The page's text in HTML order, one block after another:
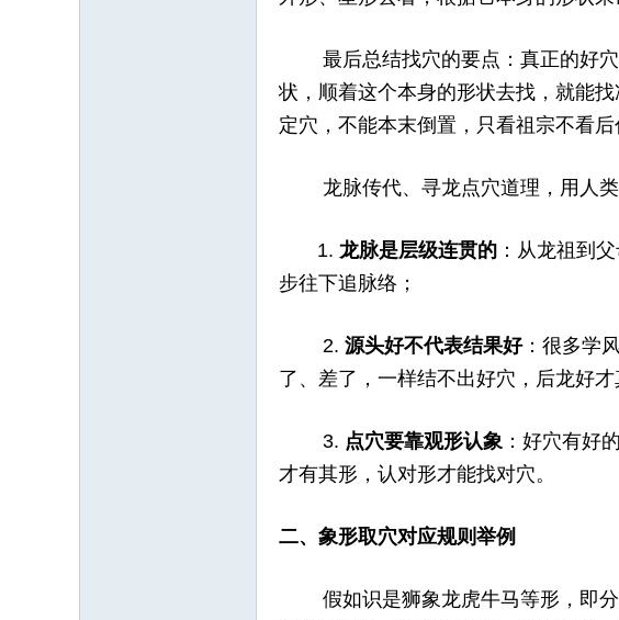
最后总结找穴的要点：真正的好穴
状，顺着这个本身的形状去找，就能
定穴，不能本末倒置，只看祖宗不看
龙脉传代、寻龙点穴道理，用人类
1. 龙脉是层级连贯的 ：从龙祖到
步往下追脉络；
2. 源头好不代表结果好：很多学
了、差了，一样结不出好穴，后龙好才
3. 点穴要靠观形认象 ：好穴有好
才有其形，认对形才能找对穴。
二、象形取穴对应规则举例
假如识是狮象龙虎牛马等形，即分